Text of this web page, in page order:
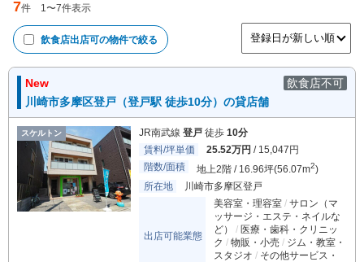
7件 1〜7件表示
飲食店出店可の物件で絞る
New
飲食店不可
川崎市多摩区登戸（登戸駅 徒歩10分）の貸店舗
スケルトン JR南武線 登戸 徒歩 10分
賃料/坪単価
25.52万円 / 15,047円
階数/面積
地上2階 / 16.96坪(56.07m2)
所在地
川崎市多摩区登戸
出店可能業態
美容室・理容室
サロン（マ
ッサージ・エステ・ネイルな
ど）
医療・歯科・クリニッ
ク
物販・小売
ジム・教室・
スタジオ
その他サービス・